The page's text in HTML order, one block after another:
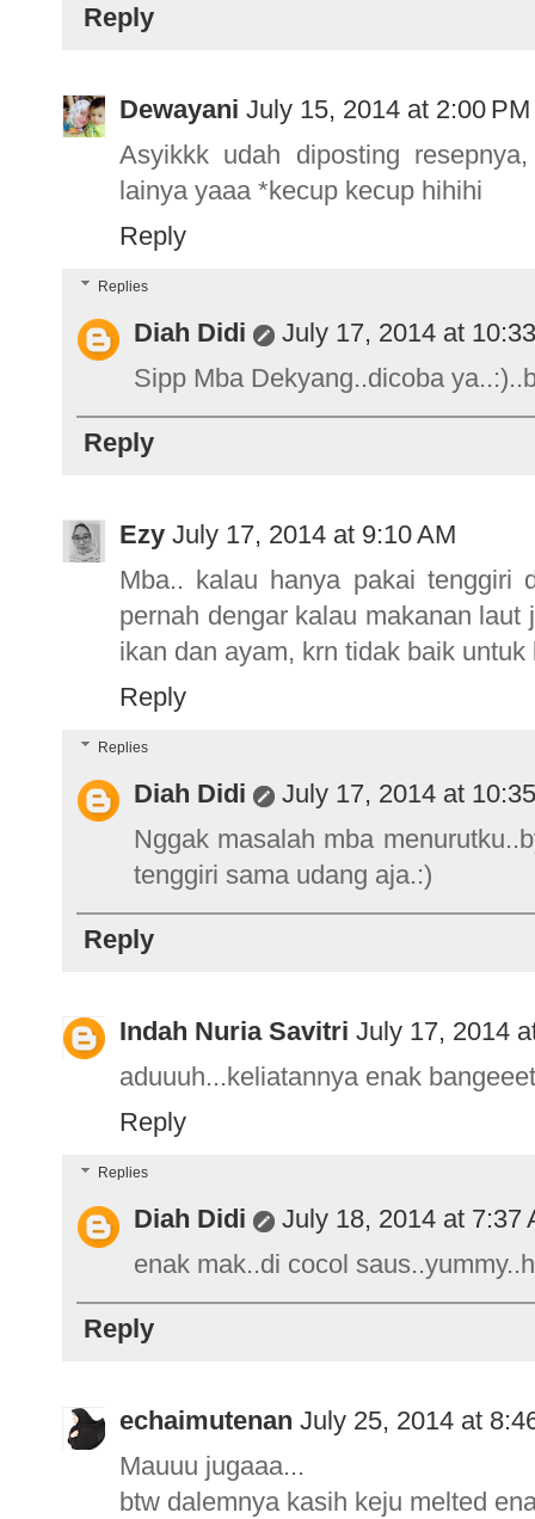
Reply
Dewayani July 15, 2014 at 2:00 PM
Asyikkk udah diposting
lainya yaaa *kecup kecup hihihi
Reply
Replies
Diah Didi
July 17, 2014 at
Sipp Mba Dekyang..dicoba
Reply
Ezy July 17, 2014 at 9:10 AM
Mba.. kalau hanya pakai tenggiri
pernah dengar kalau makanan
ikan dan ayam, krn tidak baik
Reply
Replies
Diah Didi
July 17, 2014 at
Nggak masalah mba
tenggiri sama udang aja.:)
Reply
Indah Nuria Savitri July 17, 2014
aduuuh...keliatannya enak
Reply
Replies
Diah Didi
July 18, 2014 at 7:37
enak mak..di cocol
Reply
echaimutenan July 25, 2014 at
Mauuu jugaaa...
btw dalemnya kasih keju melted